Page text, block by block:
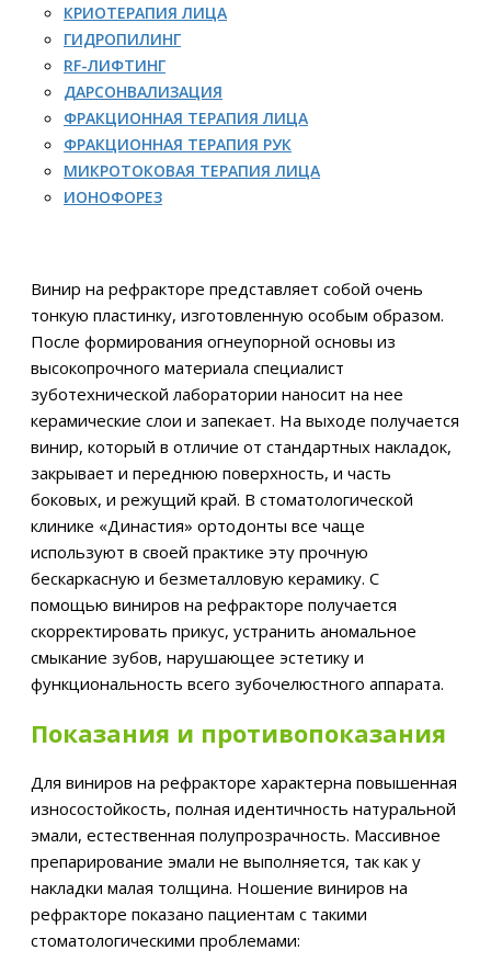
КРИОТЕРАПИЯ ЛИЦА
ГИДРОПИЛИНГ
RF-ЛИФТИНГ
ДАРСОНВАЛИЗАЦИЯ
ФРАКЦИОННАЯ ТЕРАПИЯ ЛИЦА
ФРАКЦИОННАЯ ТЕРАПИЯ РУК
МИКРОТОКОВАЯ ТЕРАПИЯ ЛИЦА
ИОНОФОРЕЗ
Винир на рефракторе представляет собой очень
тонкую пластинку, изготовленную особым образом.
После формирования огнеупорной основы из
высокопрочного материала специалист
зуботехнической лаборатории наносит на нее
керамические слои и запекает. На выходе получается
винир, который в отличие от стандартных накладок,
закрывает и переднюю поверхность, и часть
боковых, и режущий край. В стоматологической
клинике «Династия» ортодонты все чаще
используют в своей практике эту прочную
бескаркасную и безметалловую керамику. С
помощью виниров на рефракторе получается
скорректировать прикус, устранить аномальное
смыкание зубов, нарушающее эстетику и
функциональность всего зубочелюстного аппарата.
Показания и противопоказания
Для виниров на рефракторе характерна повышенная
износостойкость, полная идентичность натуральной
эмали, естественная полупрозрачность. Массивное
препарирование эмали не выполняется, так как у
накладки малая толщина. Ношение виниров на
рефракторе показано пациентам с такими
стоматологическими проблемами: